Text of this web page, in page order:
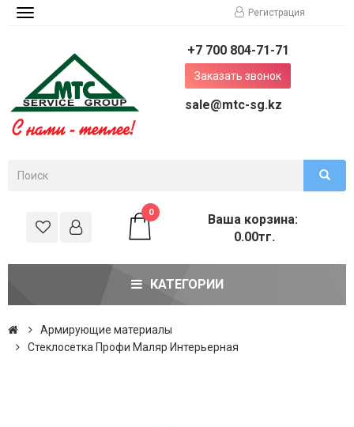
Toggle
Регистрация
+7 700 804-71-71
Заказать звонок
sale@mtc-sg.kz
0
Ваша корзина:
0.00тг.
КАТЕГОРИИ
Армирующие материалы
Стеклосетка Профи Маляр Интерьерная